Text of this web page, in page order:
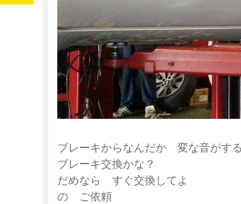
ブレーキからなんだか 変な音がす
ブレーキ交換かな？
だめなら すぐ交換してよ
の ご依頼